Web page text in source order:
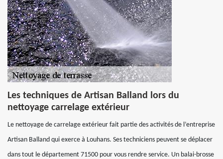
Les techniques de Artisan Balland lors du
nettoyage carrelage extérieur
Le nettoyage de carrelage extérieur fait partie des activités de l’entreprise
Artisan Balland qui exerce à Louhans. Ses techniciens peuvent se déplacer
dans tout le département 71500 pour vous rendre service. Un balai-brosse